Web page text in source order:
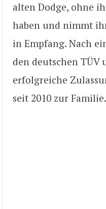
alten Dodge, ohne
haben und nimmt
in Empfang. Nach
den deutschen TÜV
erfolgreiche
seit 2010 zur Familie.